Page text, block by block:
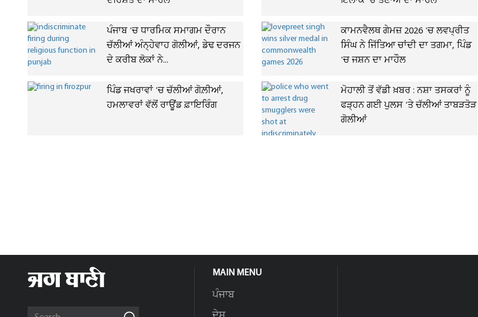
ਪੰਜਾਬ 'ਚ ਧਾਰਮਿਕ ਸਮਾਗਮ ਦੌਰਾਨ
ਚੱਲੀਆਂ ਅੰਨ੍ਹੇਵਾਹ ਗੋਲੀਆਂ, ਡੇਢ ਦਰਜਨ
ਦੇ ਕਰੀਬ ਲੋਕਾਂ ਨੇ...
ਕਾਮਨਵੈਲਥ ਗੇਮਜ਼ 2026 'ਚ ਲਵਪ੍ਰੀਤ
ਸਿੰਘ ਨੇ ਜਿੱਤਿਆ ਚਾਂਦੀ ਦਾ ਤਗਮਾ, ਪਿੰਡ
'ਚ ਜਸ਼ਨ ਦਾ ਮਾਹੌਲ
ਪਿੰਡ ਜਖਰਾਵਾਂ 'ਚ ਚੱਲੀਆਂ ਗੋਲ਼ੀਆਂ,
ਹਮਲਾਵਰਾਂ ਵੱਲੋਂ ਰਾਊਂਡ ਫ਼ਾਇਰਿੰਗ
ਮੋਹਾਲੀ ਤੋਂ ਵੱਡੀ ਖ਼ਬਰ : ਨਸ਼ਾ ਤਸਕਰਾਂ ਨੂੰ
ਫੜ੍ਹਨ ਗਈ ਪੁਲਸ 'ਤੇ ਚੱਲੀਆਂ ਤਾਬੜਤੋੜ
ਗੋਲੀਆਂ
MAIN MENU
ਪੰਜਾਬ